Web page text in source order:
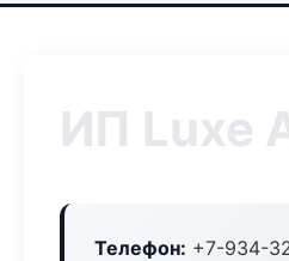
ИП Luxe
Телефон: +7-934-